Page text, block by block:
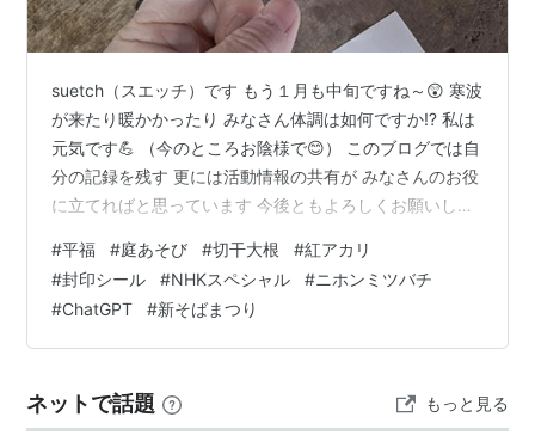
suetch（スエッチ）です もう１月も中旬ですね～😲 寒波
が来たり暖かかったり みなさん体調は如何ですか⁉ 私は
元気です💪 （今のところお陰様で😊） このブログでは自
分の記録を残す 更には活動情報の共有が みなさんのお役
に立てればと思っています 今後ともよろしくお願いしま
1/17 👴👵両親と弟と私 それぞれの予定がバラバラ 私の予
定は直売所とイベント参加という 試食販売のダブルベッ
ダー 朝からバタバタです💦 ①出荷準備 苔テラリウム作
成キットの器 これまでセロファンテープで固定していた
#平福 #庭あそび #切干大根 #紅アカリ
#封印シール #NHKスペシャル #ニホンミツバチ
#ChatGPT #新そばまつり
ネットで話題 もっと見る